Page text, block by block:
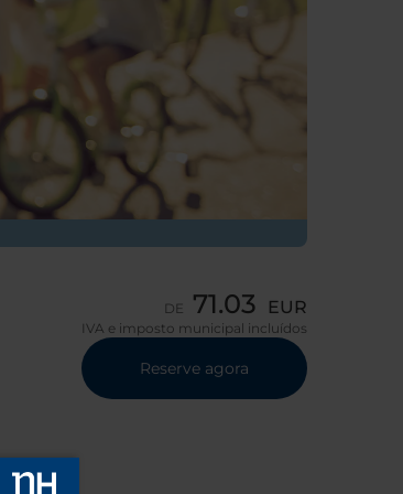
DE 71.03 EUR
IVA e imposto municipal incluídos
Reserve agora